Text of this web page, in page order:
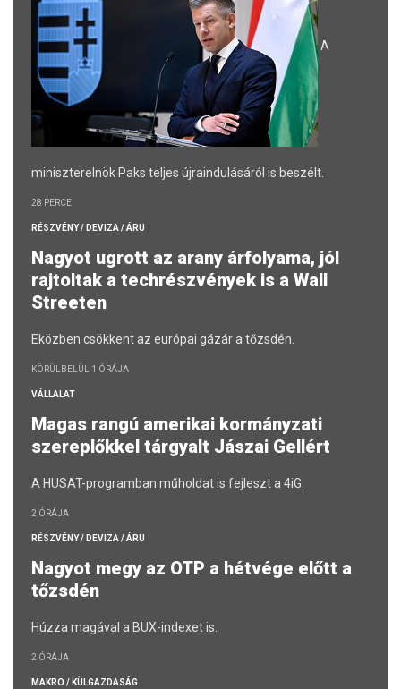
A
miniszterelnök Paks teljes újraindulásáról is beszélt.
28 PERCE
RÉSZVÉNY / DEVIZA / ÁRU
Nagyot ugrott az arany árfolyama, jól
rajtoltak a techrészvények is a Wall
Streeten
Eközben csökkent az európai gázár a tőzsdén.
KÖRÜLBELÜL 1 ÓRÁJA
VÁLLALAT
Magas rangú amerikai kormányzati
szereplőkkel tárgyalt Jászai Gellért
A HUSAT-programban műholdat is fejleszt a 4iG.
2 ÓRÁJA
RÉSZVÉNY / DEVIZA / ÁRU
Nagyot megy az OTP a hétvége előtt a
tőzsdén
Húzza magával a BUX-indexet is.
2 ÓRÁJA
MAKRO / KÜLGAZDASÁG